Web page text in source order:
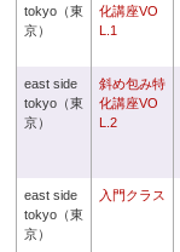
tokyo（東
京）
化講座VO
L.1
east side
tokyo（東
京）
斜め包み特
化講座VO
L.2
east side
tokyo（東
京）
入門クラス